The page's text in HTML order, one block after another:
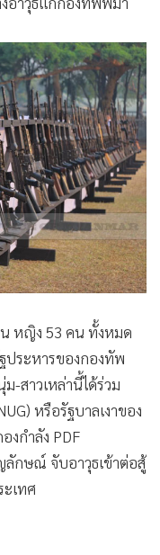
ด็กสาว จำนวน 506
อาวุธแก่กองทัพพม่า
หญิง 53 คน ทั้งหมด
ประหารของกองทัพ
สาวเหล่านี้ได้ร่วม
หรือรัฐบาลเงาของ
กำลัง PDF